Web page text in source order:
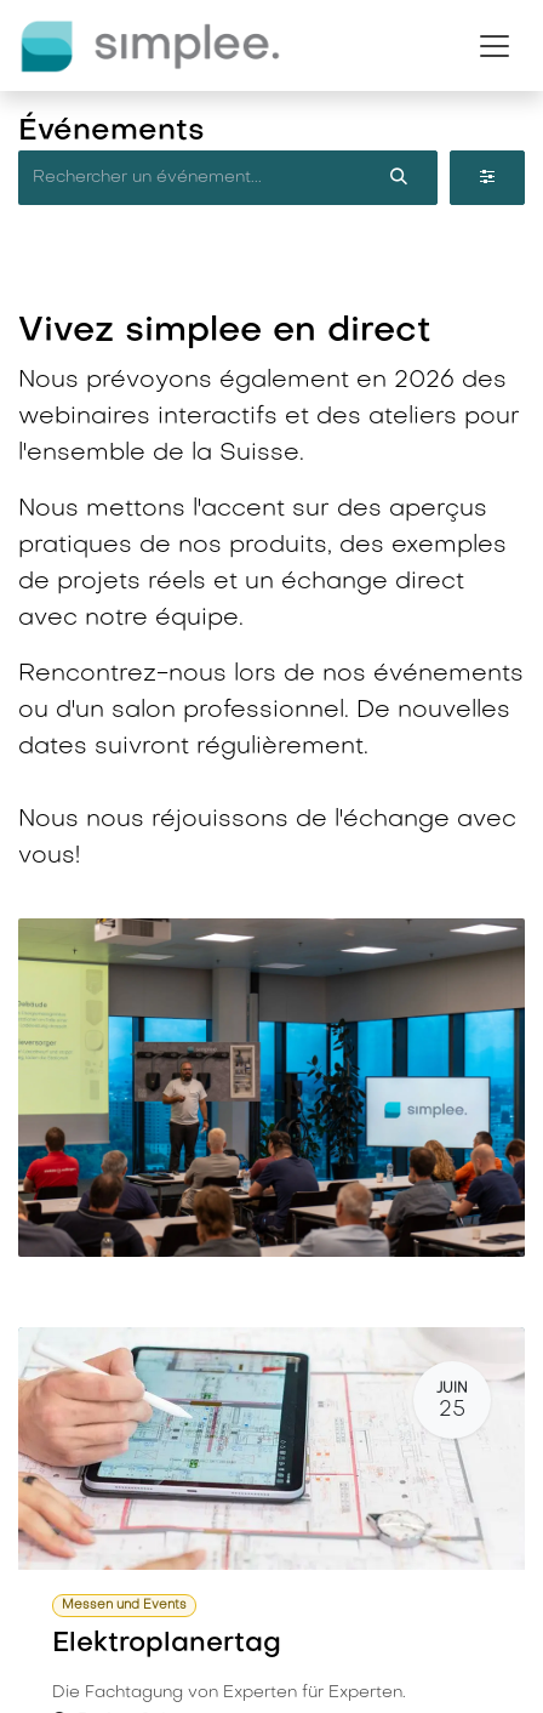
Événements
Vivez simplee en direct​
Nous prévoyons également en 2026 des
webinaires interactifs et des ateliers pour
l'ensemble de la Suisse.
Nous mettons l'accent sur des aperçus
pratiques de nos produits, des exemples
de projets réels et un échange direct
avec notre équipe.​
Rencontrez-nous lors de nos événements
ou d'un salon professionnel. De nouvelles
dates suivront régulièrement.
Nous nous réjouissons de l'échange avec
vous!
JUIN
25
Messen und Events
Elektroplanertag
Die Fachtagung von Experten für Experten.